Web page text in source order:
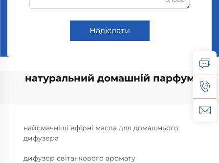
Надіслати
натуральний домашній парфум
найсмачніші ефірні масла для домашнього
дифузера
дифузер світанкового аромату